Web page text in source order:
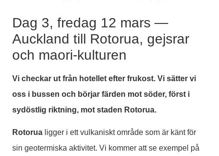
Dag 3, fredag 12 mars —
Auckland till Rotorua, gejsrar
och maori-kulturen
Vi checkar ut från hotellet efter frukost. Vi sätter vi
oss i bussen och börjar färden mot söder, först i
sydöstlig riktning, mot staden Rotorua.
Rotorua ligger i ett vulkaniskt område som är känt för
sin geotermiska aktivitet. Vi kommer att se exempel på